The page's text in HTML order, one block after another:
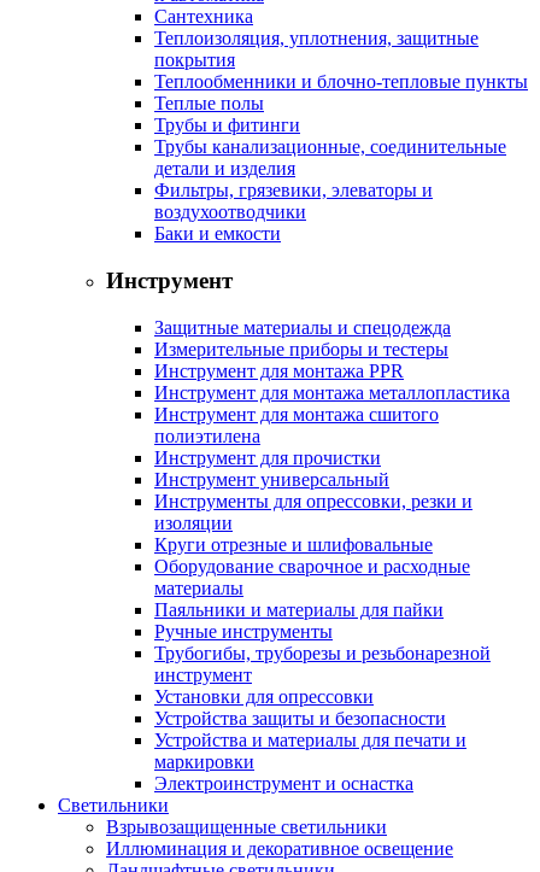
Сантехника
Теплоизоляция, уплотнения, защитные
покрытия
Теплообменники и блочно-тепловые пункты
Теплые полы
Трубы и фитинги
Трубы канализационные, соединительные
детали и изделия
Фильтры, грязевики, элеваторы и
воздухоотводчики
Баки и емкости
Инструмент
Защитные материалы и спецодежда
Измерительные приборы и тестеры
Инструмент для монтажа PPR
Инструмент для монтажа металлопластика
Инструмент для монтажа сшитого
полиэтилена
Инструмент для прочистки
Инструмент универсальный
Инструменты для опрессовки, резки и
изоляции
Круги отрезные и шлифовальные
Оборудование сварочное и расходные
материалы
Паяльники и материалы для пайки
Ручные инструменты
Трубогибы, труборезы и резьбонарезной
инструмент
Установки для опрессовки
Устройства защиты и безопасности
Устройства и материалы для печати и
маркировки
Электроинструмент и оснастка
Светильники
Взрывозащищенные светильники
Иллюминация и декоративное освещение